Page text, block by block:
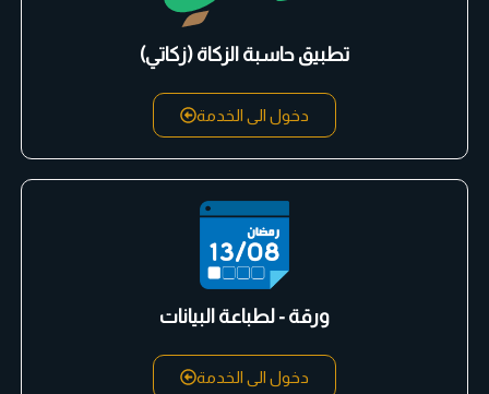
تطبيق حاسبة الزكاة (زكاتي)
دخول الى الخدمة
ورقة - لطباعة البيانات
دخول الى الخدمة